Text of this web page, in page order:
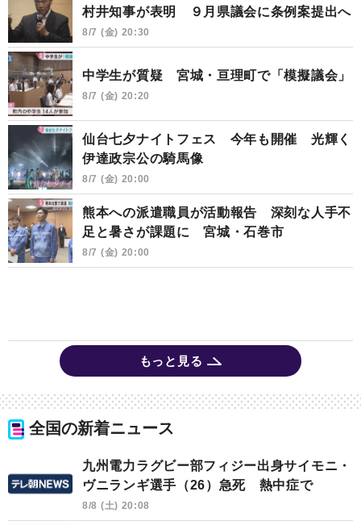
村井知事が表明 ９月県議会に条例案提出へ
8/7 (金) 20:30
中学生が質疑 宮城・亘理町で「模擬議会」
8/7 (金) 20:20
仙台七夕ナイトフェス 今年も開催 光輝く
伊達政宗公の騎馬像
8/7 (金) 20:00
熊本への派遣職員が活動報告 深刻な人手不
足と暑さが課題に 宮城・石巻市
8/7 (金) 20:00
もっと見る
全国の新着ニュース
九州電力ラグビー部フィジー出身サイモニ・
ヴニランギ選手（26）急死 熱中症で
8/8 (土) 20:08